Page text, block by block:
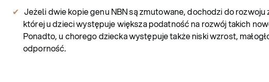
Jeżeli dwie kopie genu NBN są zmutowane, dochodzi do
której u dzieci występuje większa podatność na rozwój takich
Ponadto, u chorego dziecka występuje także niski wzrost,
odporność.